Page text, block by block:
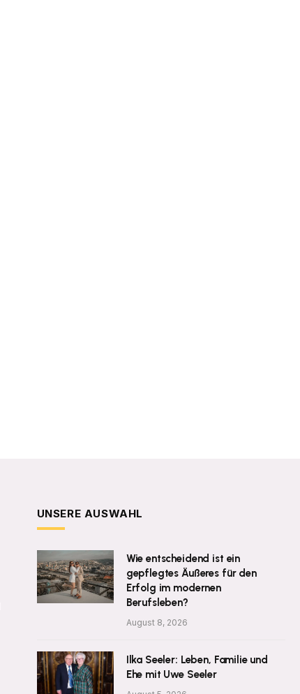
UNSERE AUSWAHL
Wie entscheidend ist ein
gepflegtes Äußeres für den
Erfolg im modernen
Berufsleben?
August 8, 2026
Ilka Seeler: Leben, Familie und
Ehe mit Uwe Seeler